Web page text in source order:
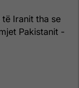
të Iranit tha se
Pakistanit -